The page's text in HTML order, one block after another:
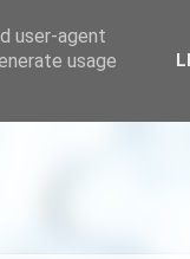
user-agent
usage